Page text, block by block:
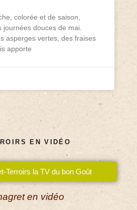
colorée et de saison,
journées douces de mai.
asperges vertes, des fraises
apporte
EN VIDÉO
Terroirs la TV du bon Goût
en vidéo